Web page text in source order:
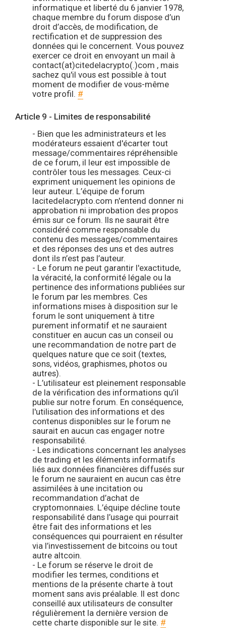
informatique et liberté du 6 janvier 1978,
chaque membre du forum dispose d’un
droit d’accès, de modification, de
rectification et de suppression des
données qui le concernent. Vous pouvez
exercer ce droit en envoyant un mail à
contact(at)citedelacrypto(.)com , mais
sachez qu'il vous est possible à tout
moment de modifier de vous-même
votre profil. #
Article 9 - Limites de responsabilité
- Bien que les administrateurs et les
modérateurs essaient d'écarter tout
message/commentaires répréhensible
de ce forum, il leur est impossible de
contrôler tous les messages. Ceux-ci
expriment uniquement les opinions de
leur auteur. L’équipe de forum
lacitedelacrypto.com n'entend donner ni
approbation ni improbation des propos
émis sur ce forum. Ils ne saurait être
considéré comme responsable du
contenu des messages/commentaires
et des réponses des uns et des autres
dont ils n’est pas l’auteur.
- Le forum ne peut garantir l'exactitude,
la véracité, la conformité légale ou la
pertinence des informations publiées sur
le forum par les membres. Ces
informations mises à disposition sur le
forum le sont uniquement à titre
purement informatif et ne sauraient
constituer en aucun cas un conseil ou
une recommandation de notre part de
quelques nature que ce soit (textes,
sons, vidéos, graphismes, photos ou
autres).
- L’utilisateur est pleinement responsable
de la vérification des informations qu’il
publie sur notre forum. En conséquence,
l'utilisation des informations et des
contenus disponibles sur le forum ne
saurait en aucun cas engager notre
responsabilité.
- Les indications concernant les analyses
de trading et les éléments informatifs
liés aux données financières diffusés sur
le forum ne sauraient en aucun cas être
assimilées à une incitation ou
recommandation d’achat de
cryptomonnaies. L’équipe décline toute
responsabilité dans l’usage qui pourrait
être fait des informations et les
conséquences qui pourraient en résulter
via l’investissement de bitcoins ou tout
autre altcoin.
- Le forum se réserve le droit de
modifier les termes, conditions et
mentions de la présente charte à tout
moment sans avis préalable. Il est donc
conseillé aux utilisateurs de consulter
régulièrement la dernière version de
cette charte disponible sur le site. #